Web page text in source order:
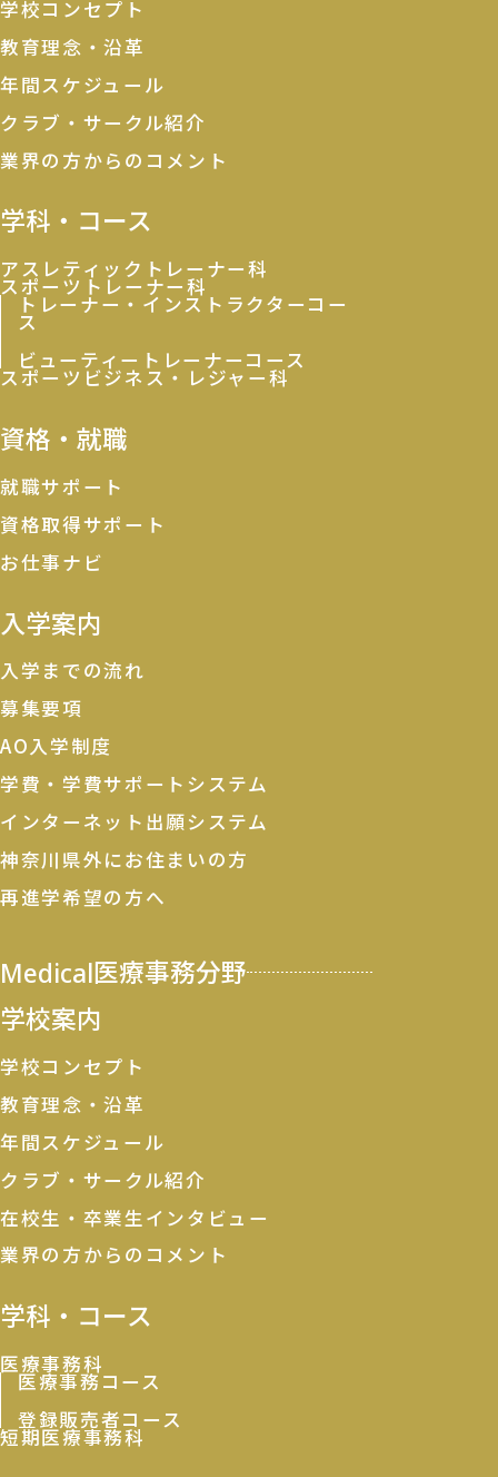
学校コンセプト
教育理念・沿革
年間スケジュール
クラブ・サークル紹介
業界の方からのコメント
学科・コース
アスレティックトレーナー科
スポーツトレーナー科
トレーナー・インストラクターコー
ス
ビューティートレーナーコース
スポーツビジネス・レジャー科
資格・就職
就職サポート
資格取得サポート
お仕事ナビ
入学案内
入学までの流れ
募集要項
AO入学制度
学費・学費サポートシステム
インターネット出願システム
神奈川県外にお住まいの方
再進学希望の方へ
Medical医療事務分野
学校案内
学校コンセプト
教育理念・沿革
年間スケジュール
クラブ・サークル紹介
在校生・卒業生インタビュー
業界の方からのコメント
学科・コース
医療事務科
医療事務コース
登録販売者コース
短期医療事務科